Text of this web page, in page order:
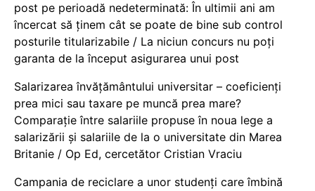
post pe perioadă nedeterminată: În ultimii ani am
încercat să ținem cât se poate de bine sub control
posturile titularizabile / La niciun concurs nu poți
garanta de la început asigurarea unui post
Salarizarea învățământului universitar – coeficienți
prea mici sau taxare pe muncă prea mare?
Comparație între salariile propuse în noua lege a
salarizării și salariile de la o universitate din Marea
Britanie / Op Ed, cercetător Cristian Vraciu
Campania de reciclare a unor studenți care îmbină